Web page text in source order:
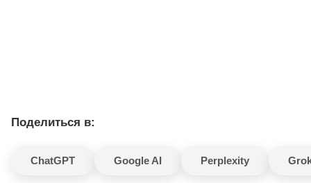
Поделиться в:
ChatGPT Google AI Perplexity